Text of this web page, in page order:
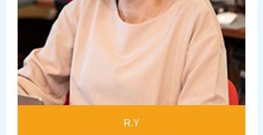
R.Y